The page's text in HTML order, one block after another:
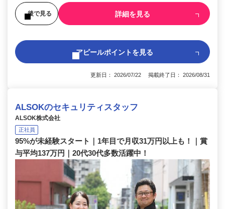
後で見る 詳細を見る
アピールポイントを見る
更新日： 2026/07/22 掲載終了日： 2026/08/31
ALSOKのセキュリティスタッフ
ALSOK株式会社
正社員
95%が未経験スタート｜1年目で月収31万円以上も！｜賞
与平均137万円｜20代30代多数活躍中！